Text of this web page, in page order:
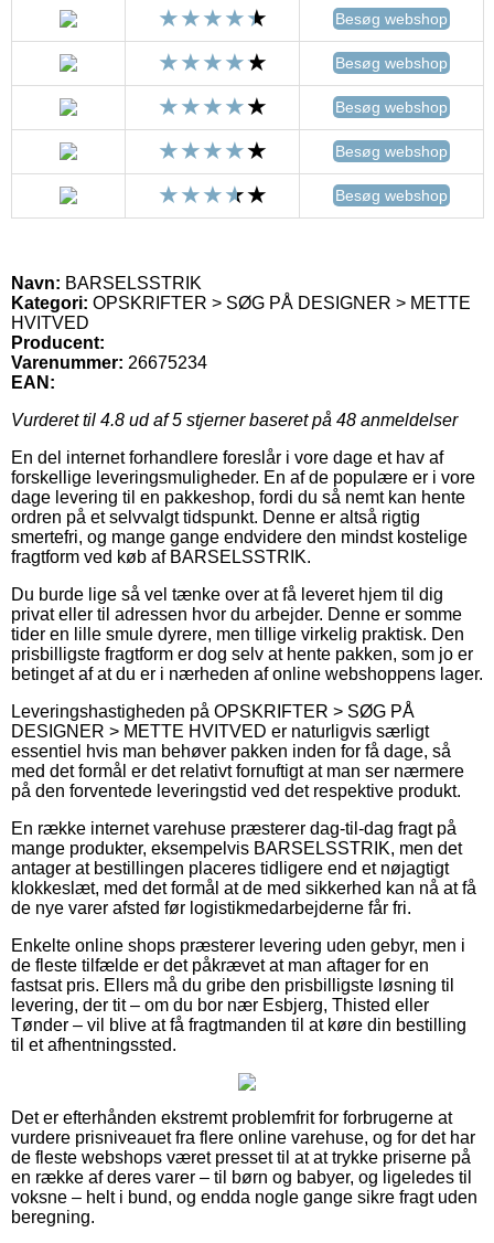
Besøg webshop
Besøg webshop
Besøg webshop
Besøg webshop
Besøg webshop
Navn: BARSELSSTRIK
Kategori: OPSKRIFTER > SØG PÅ DESIGNER > METTE
HVITVED
Producent:
Varenummer: 26675234
EAN:
Vurderet til 4.8 ud af 5 stjerner baseret på 48 anmeldelser
En del internet forhandlere foreslår i vore dage et hav af
forskellige leveringsmuligheder. En af de populære er i vore
dage levering til en pakkeshop, fordi du så nemt kan hente
ordren på et selvvalgt tidspunkt. Denne er altså rigtig
smertefri, og mange gange endvidere den mindst kostelige
fragtform ved køb af BARSELSSTRIK.
Du burde lige så vel tænke over at få leveret hjem til dig
privat eller til adressen hvor du arbejder. Denne er somme
tider en lille smule dyrere, men tillige virkelig praktisk. Den
prisbilligste fragtform er dog selv at hente pakken, som jo er
betinget af at du er i nærheden af online webshoppens lager.
Leveringshastigheden på OPSKRIFTER > SØG PÅ
DESIGNER > METTE HVITVED er naturligvis særligt
essentiel hvis man behøver pakken inden for få dage, så
med det formål er det relativt fornuftigt at man ser nærmere
på den forventede leveringstid ved det respektive produkt.
En række internet varehuse præsterer dag-til-dag fragt på
mange produkter, eksempelvis BARSELSSTRIK, men det
antager at bestillingen placeres tidligere end et nøjagtigt
klokkeslæt, med det formål at de med sikkerhed kan nå at få
de nye varer afsted før logistikmedarbejderne får fri.
Enkelte online shops præsterer levering uden gebyr, men i
de fleste tilfælde er det påkrævet at man aftager for en
fastsat pris. Ellers må du gribe den prisbilligste løsning til
levering, der tit – om du bor nær Esbjerg, Thisted eller
Tønder – vil blive at få fragtmanden til at køre din bestilling
til et afhentningssted.
Det er efterhånden ekstremt problemfrit for forbrugerne at
vurdere prisniveauet fra flere online varehuse, og for det har
de fleste webshops været presset til at at trykke priserne på
en række af deres varer – til børn og babyer, og ligeledes til
voksne – helt i bund, og endda nogle gange sikre fragt uden
beregning.